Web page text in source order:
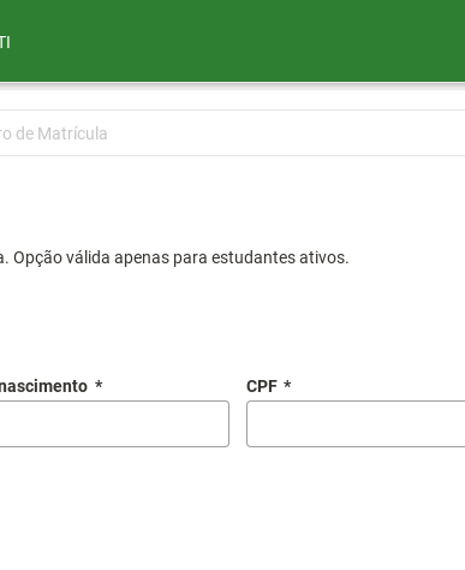
de Matrícula
Opção válida apenas para estudantes ativos.
* CPF *